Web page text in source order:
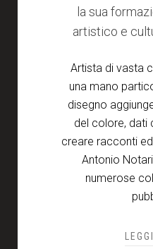
la sua
artistico e
Artista di vasta
una mano
disegno
del colore, dati
creare racconti
Antonio
numerose